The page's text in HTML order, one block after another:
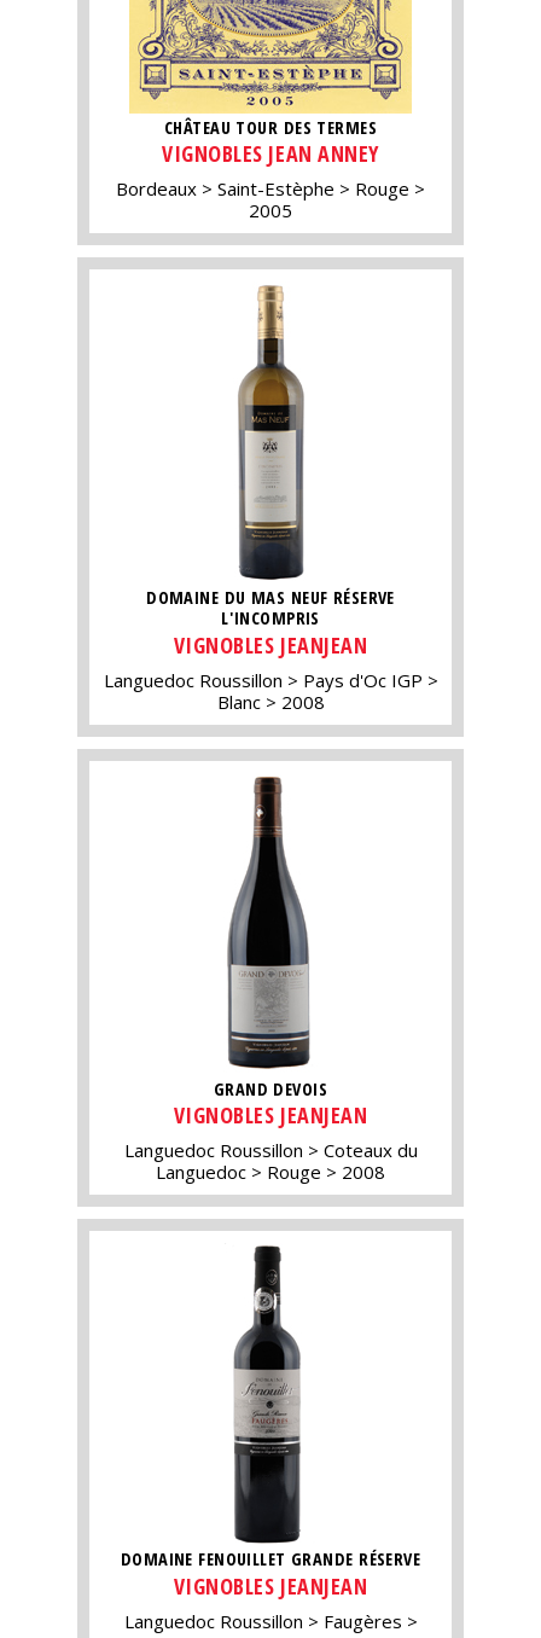
CHÂTEAU TOUR DES TERMES
VIGNOBLES JEAN ANNEY
Bordeaux Saint-Estèphe
Rouge
2005
DOMAINE DU MAS NEUF RÉSERVE
L'INCOMPRIS
VIGNOBLES JEANJEAN
Languedoc Roussillon
Pays d'Oc IGP
Blanc
2008
GRAND DEVOIS
VIGNOBLES JEANJEAN
Languedoc Roussillon
Coteaux du
Languedoc
Rouge 2008
DOMAINE FENOUILLET GRANDE RÉSERVE
VIGNOBLES JEANJEAN
Languedoc Roussillon
Faugères